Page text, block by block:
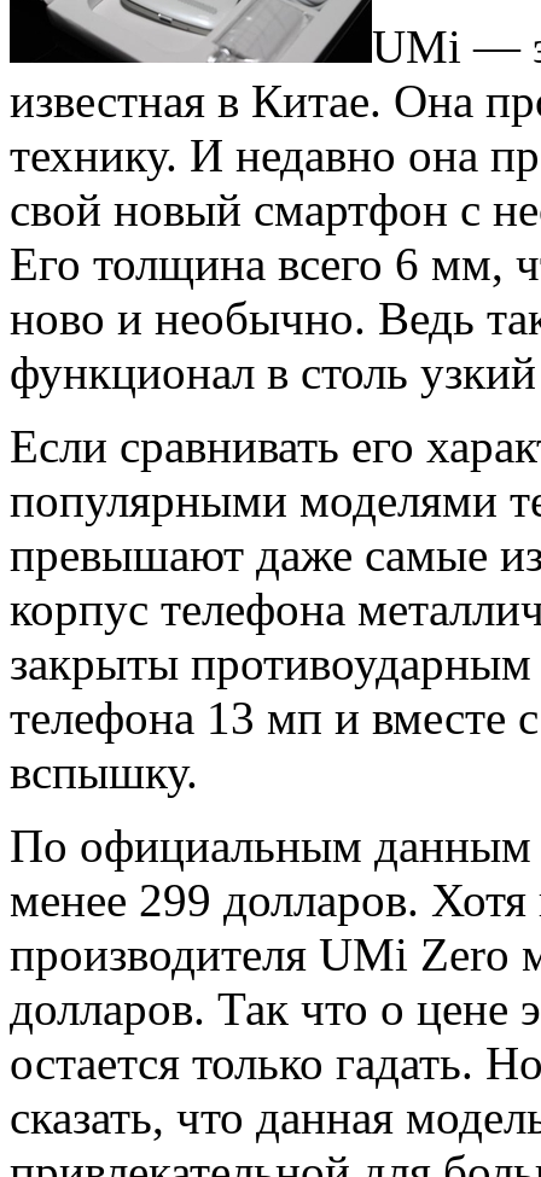
UMi —
известная в Китае. Она
технику. И недавно она
свой новый смартфон с
Его толщина всего 6 мм,
ново и необычно. Ведь
функционал в столь
Если сравнивать его
популярными моделями
превышают даже самые
корпус телефона
закрыты
телефона 13 мп и вместе
вспышку.
По официальным данным
менее 299 долларов.
производителя UMi Zero
долларов. Так что о цене
остается только гадать.
сказать, что данная